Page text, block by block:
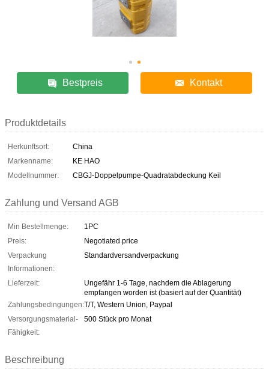
Bestpreis Kontakt
Produktdetails
Herkunftsort:
China
Markenname:
KE HAO
Modellnummer:
CBGJ-Doppelpumpe-Quadratabdeckung Keil
Zahlung und Versand AGB
Min Bestellmenge:
1PC
Preis:
Negotiated price
Verpackung
Informationen:
Standardversandverpackung
Lieferzeit:
Ungefähr 1-6 Tage, nachdem die Ablagerung
empfangen worden ist (basiert auf der Quantität)
Zahlungsbedingungen:T/T, Western Union, Paypal
Versorgungsmaterial-
Fähigkeit:
500 Stück pro Monat
Beschreibung